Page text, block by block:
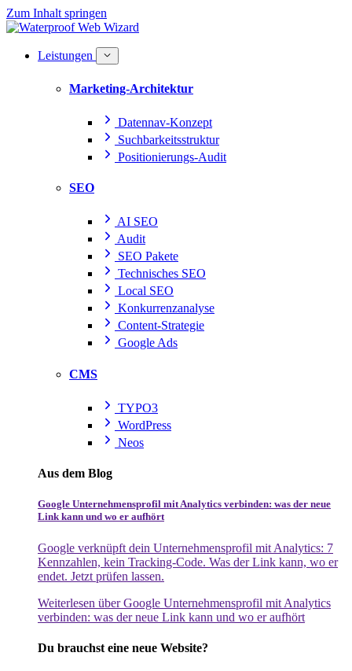
Zum Inhalt springen
Leistungen
Marketing-Architektur
Datennav-Konzept
Suchbarkeitsstruktur
Positionierungs-Audit
SEO
AI SEO
Audit
SEO Pakete
Technisches SEO
Local SEO
Konkurrenzanalyse
Content-Strategie
Google Ads
CMS
TYPO3
WordPress
Neos
Aus dem Blog
Google Unternehmensprofil mit Analytics verbinden: was der neue
Link kann und wo er aufhört
Google verknüpft dein Unternehmensprofil mit Analytics: 7
Kennzahlen, kein Tracking-Code. Was der Link kann, wo er
endet. Jetzt prüfen lassen.
Weiterlesen über Google Unternehmensprofil mit Analytics
verbinden: was der neue Link kann und wo er aufhört
Du brauchst eine neue Website?